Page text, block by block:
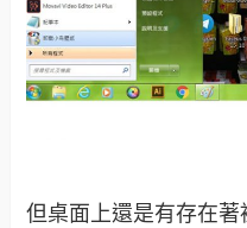
但桌面上還是有存在